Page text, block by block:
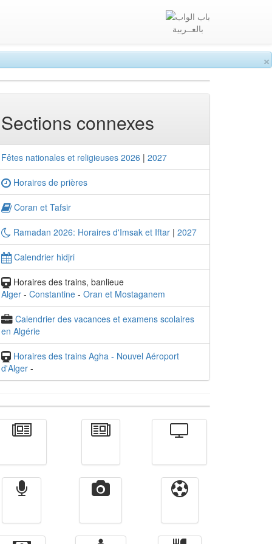
×
بالعــربية
Sections connexes
Fêtes nationales et religieuses 2026 | 2027
Horaires de prières
Coran et Tafsir
Ramadan 2026: Horaires d'Imsak et Iftar | 2027
Calendrier hidjri
Horaires des trains, banlieue
Alger - Constantine - Oran et Mostaganem
Calendrier des vacances et examens scolaires
en Algérie
Horaires des trains Agha - Nouvel Aéroport
d'Alger -